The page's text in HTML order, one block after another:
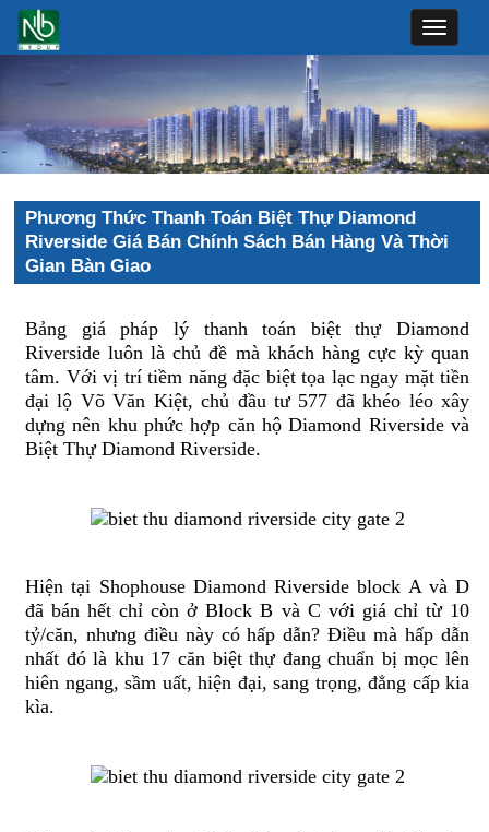
Toggle
Phương Thức Thanh Toán Biệt Thự Diamond
Riverside Giá Bán Chính Sách Bán Hàng Và Thời
Gian Bàn Giao
Bảng giá pháp lý thanh toán biệt thự Diamond
Riverside luôn là chủ đề mà khách hàng cực kỳ quan
tâm. Với vị trí tiềm năng đặc biệt tọa lạc ngay mặt tiền
đại lộ Võ Văn Kiệt, chủ đầu tư 577 đã khéo léo xây
dựng nên khu phức hợp căn hộ Diamond Riverside và
Biệt Thự Diamond Riverside.
Hiện tại Shophouse Diamond Riverside block A và D
đã bán hết chỉ còn ở Block B và C với giá chỉ từ 10
tỷ/căn, nhưng điều này có hấp dẫn? Điều mà hấp dẫn
nhất đó là khu 17 căn biệt thự đang chuẩn bị mọc lên
hiên ngang, sầm uất, hiện đại, sang trọng, đẳng cấp kia
kìa.